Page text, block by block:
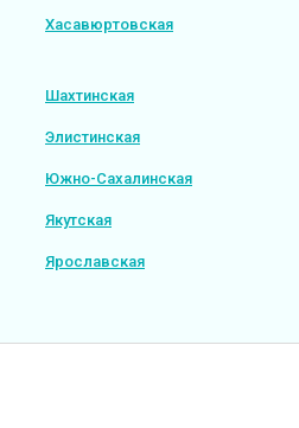
Хасавюртовская
Шахтинская
Элистинская
Южно-Сахалинская
Якутская
Ярославская